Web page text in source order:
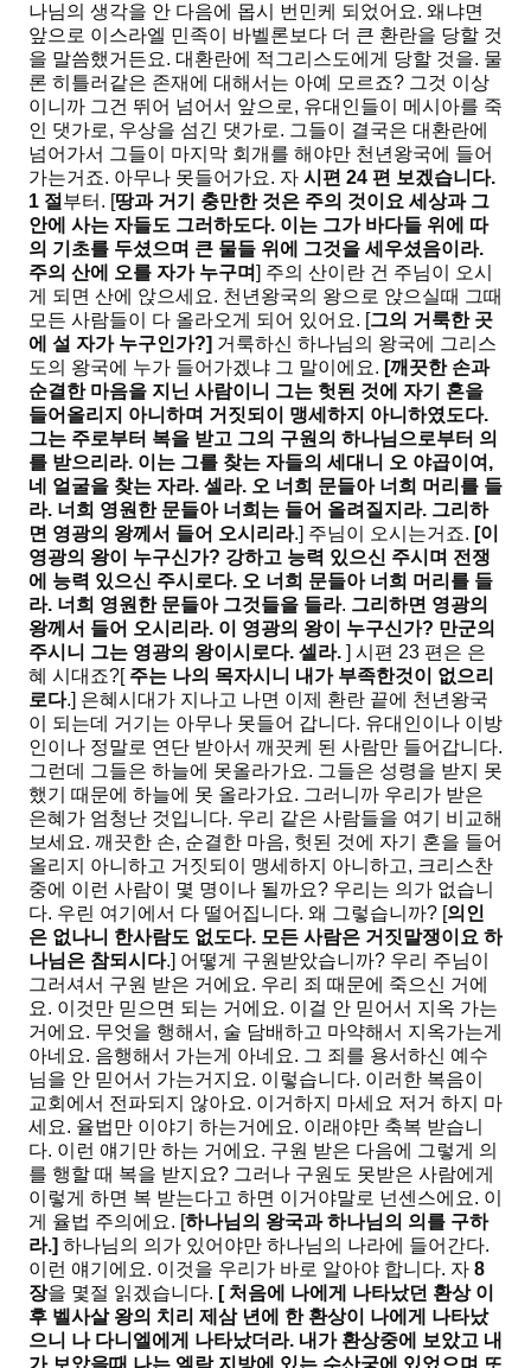
나님의 생각을 안 다음에 몹시 번민케 되었어요. 왜냐면
앞으로 이스라엘 민족이 바벨론보다 더 큰 환란을 당할 것
을 말씀했거든요. 대환란에 적그리스도에게 당할 것을. 물
론 히틀러같은 존재에 대해서는 아예 모르죠? 그것 이상
이니까 그건 뛰어 넘어서 앞으로, 유대인들이 메시아를 죽
인 댓가로, 우상을 섬긴 댓가로. 그들이 결국은 대환란에
넘어가서 그들이 마지막 회개를 해야만 천년왕국에 들어
가는거죠. 아무나 못들어가요. 자 시편 24 편 보겠습니다.
1 절 부터. [땅과 거기 충만한 것은 주의 것이요 세상과 그
안에 사는 자들도 그러하도다. 이는 그가 바다들 위에 따
의 기초를 두셨으며 큰 물들 위에 그것을 세우셨음이라.
주의 산에 오를 자가 누구며] 주의 산이란 건 주님이 오시
게 되면 산에 앉으세요. 천년왕국의 왕으로 앉으실때 그때
모든 사람들이 다 올라오게 되어 있어요. [그의 거룩한 곳
에 설 자가 누구인가?] 거룩하신 하나님의 왕국에 그리스
도의 왕국에 누가 들어가겠냐 그 말이에요. [깨끗한 손과
순결한 마음을 지닌 사람이니 그는 헛된 것에 자기 혼을
들어올리지 아니하며 거짓되이 맹세하지 아니하였도다.
그는 주로부터 복을 받고 그의 구원의 하나님으로부터 의
를 받으리라. 이는 그를 찾는 자들의 세대니 오 야곱이여 ,
네 얼굴을 찾는 자라. 셀라. 오 너희 문들아 너희 머리를 들
라. 너희 영원한 문들아 너희는 들어 올려질지라. 그리하
면 영광의 왕께서 들어 오시리라.] 주님이 오시는거죠. [이
영광의 왕이 누구신가? 강하고 능력 있으신 주시며 전쟁
에 능력 있으신 주시로다. 오 너희 문들아 너희 머리를 들
라. 너희 영원한 문들아 그것들을 들라. 그리하면 영광의
왕께서 들어 오시리라. 이 영광의 왕이 누구신가? 만군의
주시니 그는 영광의 왕이시로다. 셀라. ] 시편 23 편은 은
혜 시대죠?[ 주는 나의 목자시니 내가 부족한것이 없으리
로다.] 은혜시대가 지나고 나면 이제 환란 끝에 천년왕국
이 되는데 거기는 아무나 못들어 갑니다. 유대인이나 이방
인이나 정말로 연단 받아서 깨끗케 된 사람만 들어갑니다.
그런데 그들은 하늘에 못올라가요. 그들은 성령을 받지 못
했기 때문에 하늘에 못 올라가요. 그러니까 우리가 받은
은혜가 엄청난 것입니다. 우리 같은 사람들을 여기 비교해
보세요. 깨끗한 손, 순결한 마음, 헛된 것에 자기 혼을 들어
올리지 아니하고 거짓되이 맹세하지 아니하고, 크리스찬
중에 이런 사람이 몇 명이나 될까요? 우리는 의가 없습니
다. 우린 여기에서 다 떨어집니다. 왜 그렇습니까? [의인
은 없나니 한사람도 없도다. 모든 사람은 거짓말쟁이요 하
나님은 참되시다.] 어떻게 구원받았습니까? 우리 주님이
그러셔서 구원 받은 거에요. 우리 죄 때문에 죽으신 거에
요. 이것만 믿으면 되는 거에요. 이걸 안 믿어서 지옥 가는
거에요. 무엇을 행해서, 술 담배하고 마약해서 지옥가는게
아네요. 음행해서 가는게 아네요. 그 죄를 용서하신 예수
님을 안 믿어서 가는거지요. 이렇습니다. 이러한 복음이
교회에서 전파되지 않아요. 이거하지 마세요 저거 하지 마
세요. 율법만 이야기 하는거에요. 이래야만 축복 받습니
다. 이런 얘기만 하는 거에요. 구원 받은 다음에 그렇게 의
를 행할 때 복을 받지요? 그러나 구원도 못받은 사람에게
이렇게 하면 복 받는다고 하면 이거야말로 넌센스에요. 이
게 율법 주의에요. [하나님의 왕국과 하나님의 의를 구하
라.] 하나님의 의가 있어야만 하나님의 나라에 들어간다.
이런 얘기에요. 이것을 우리가 바로 알아야 합니다. 자 8
장을 몇절 읽겠습니다. [처음에 나에게 나타났던 환상 이
후 벨사살 왕의 치리 제삼 년에 한 환상이 나에게 나타났
으니 나 다니엘에게 나타났더라. 내가 환상중에 보았고 내